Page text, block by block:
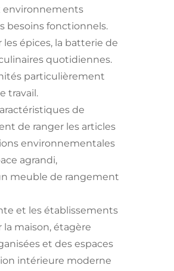
environnements
besoins fonctionnels.
épices, la batterie de
quotidiennes.
particulièrement
travail.
de
de ranger les articles
environnementales
agrandi,
meuble de rangement
et les établissements
maison, étagère
et des espaces
intérieure moderne